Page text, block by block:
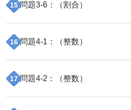
15 問題3-6 ：（割合）
16 問題4-1 ：（整数）
17 問題4-2 ：（整数）